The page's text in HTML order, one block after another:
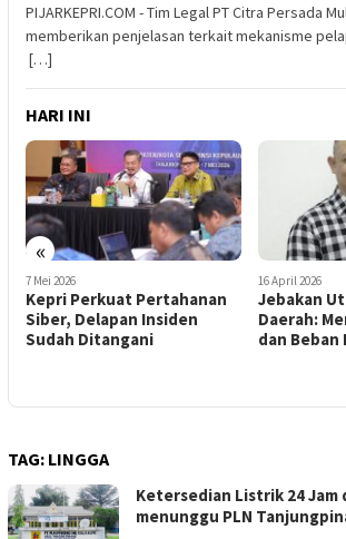
PIJARKEPRI.COM - Tim Legal PT Citra Persada
memberikan penjelasan terkait mekanisme
[…]
HARI INI
«
7 Mei 2026
Kepri Perkuat Pertahanan
Siber, Delapan Insiden
Sudah Ditangani
16 April 2026
Jebakan
Daerah:
dan Beban
TAG: LINGGA
Ketersedian Listrik 24 Jam
menunggu PLN